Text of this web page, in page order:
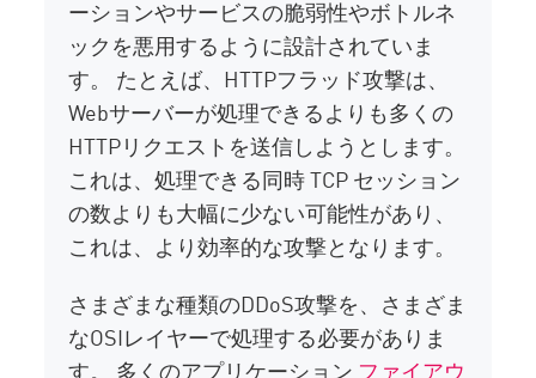
ーションやサービスの脆弱性やボトルネ
ックを悪用するように設計されていま
す。 たとえば、HTTPフラッド攻撃は、
Webサーバーが処理できるよりも多くの
HTTPリクエストを送信しようとします。
これは、処理できる同時 TCP セッション
の数よりも大幅に少ない可能性があり、
これは、より効率的な攻撃となります。
さまざまな種類のDDoS攻撃を、さまざま
なOSIレイヤーで処理する必要がありま
す。 多くのアプリケーション ファイアウ